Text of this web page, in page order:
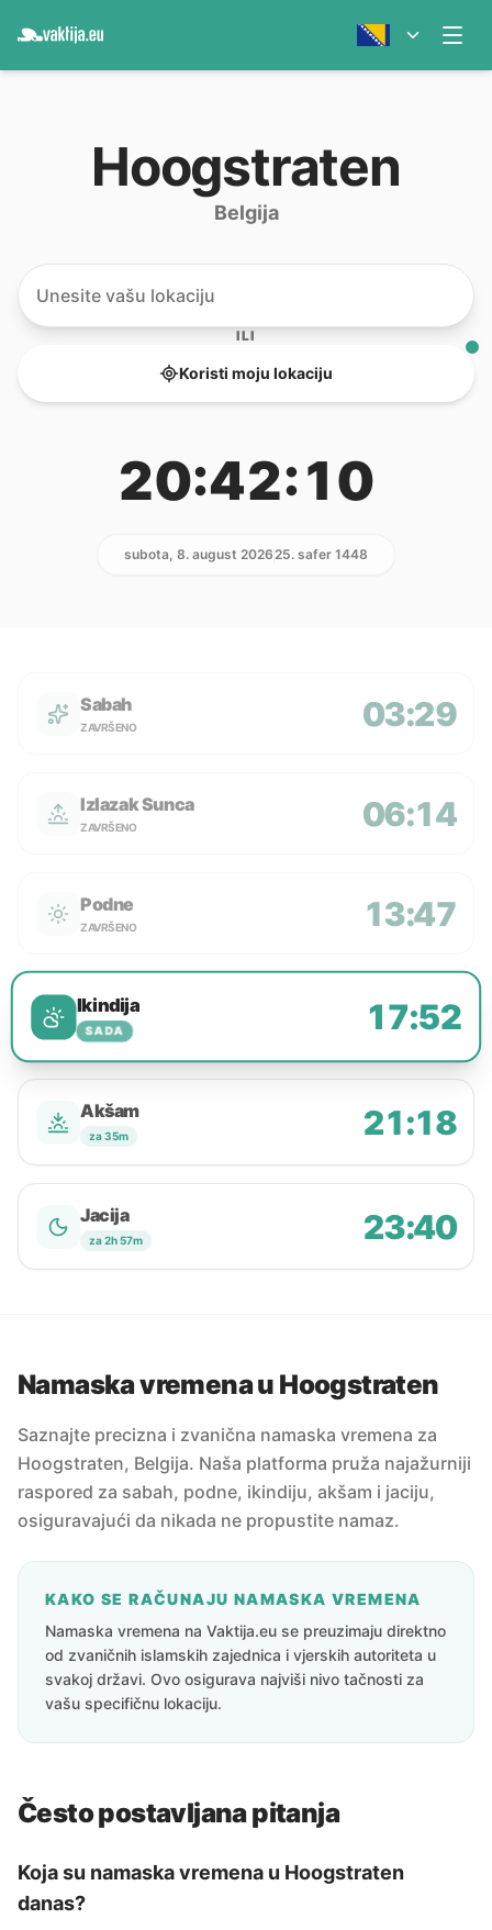
Hoogstraten
Belgija
ILI
Koristi moju lokaciju
20:42:10
subota, 8. august 202625. safer 1448
Sabah
ZAVRŠENO 03:29
Izlazak Sunca
ZAVRŠENO 06:14
Podne
ZAVRŠENO 13:47
Ikindija
SADA 17:52
Akšam
za 35m 21:18
Jacija
za 2h 57m 23:40
Namaska vremena u Hoogstraten
Saznajte precizna i zvanična namaska vremena za
Hoogstraten, Belgija. Naša platforma pruža najažurniji
raspored za sabah, podne, ikindiju, akšam i jaciju,
osiguravajući da nikada ne propustite namaz.
KAKO SE RAČUNAJU NAMASKA VREMENA
Namaska vremena na Vaktija.eu se preuzimaju direktno
od zvaničnih islamskih zajednica i vjerskih autoriteta u
svakoj državi. Ovo osigurava najviši nivo tačnosti za
vašu specifičnu lokaciju.
Često postavljana pitanja
Koja su namaska vremena u Hoogstraten
danas?